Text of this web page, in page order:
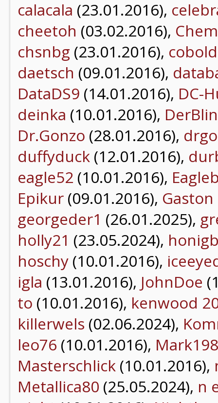
calacala (23.01.2016),
cheetoh (03.02.2016),
chsnbg (23.01.2016), cobold
daetsch (09.01.2016),
DataDS9 (14.01.2016), DC-
deinka (10.01.2016),
Dr.Gonzo (28.01.2016),
duffyduck (12.01.2016),
eagle52 (10.01.2016),
Epikur (09.01.2016), Gaston
georgeder1 (26.01.2025),
holly21 (23.05.2024),
hoschy (10.01.2016),
igla (13.01.2016), JohnDoe
to (10.01.2016), kenwood
killerwels (02.06.2024),
leo76 (10.01.2016),
Masterschlick (10.01.2016),
Metallica80 (25.05.2024), n